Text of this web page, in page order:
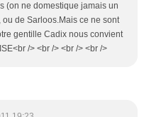
(on ne domestique jamais un
de Sarloos.Mais ce ne sont
gentille Cadix nous convient
/> <br /> <br /> <br />